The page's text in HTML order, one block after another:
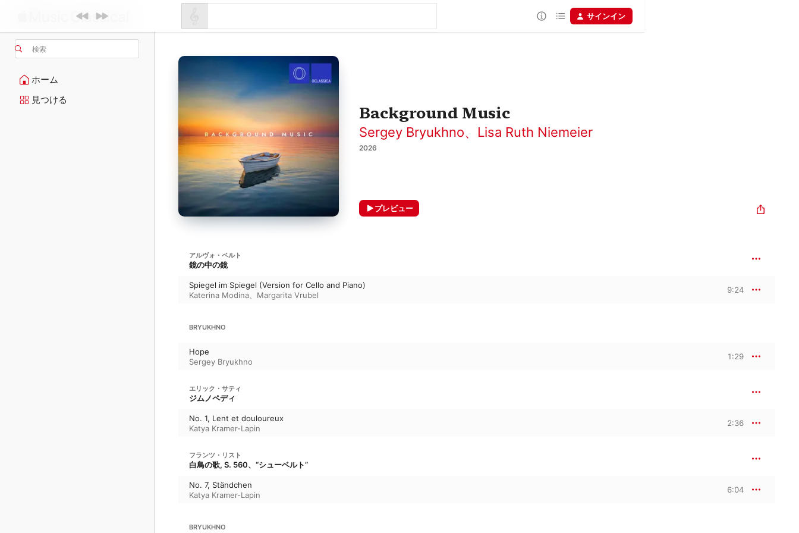
検索
ホーム
見つける
サインイン
Background Music
Sergey Bryukhno、Lisa Ruth Niemeier
2026
プレビュー
アルヴォ・ペルト
鏡の中の鏡
Spiegel im Spiegel (Version for Cello and Piano)
Katerina Modina
Margarita Vrubel
9:24
BRYUKHNO
Hope
Sergey Bryukhno
1:29
エリック・サティ
ジムノペディ
No. 1, Lent et douloureux
Katya Kramer-Lapin
2:36
フランツ・リスト
白鳥の歌, S. 560、“シューベルト”
No. 7, Ständchen
Katya Kramer-Lapin
6:04
BRYUKHNO